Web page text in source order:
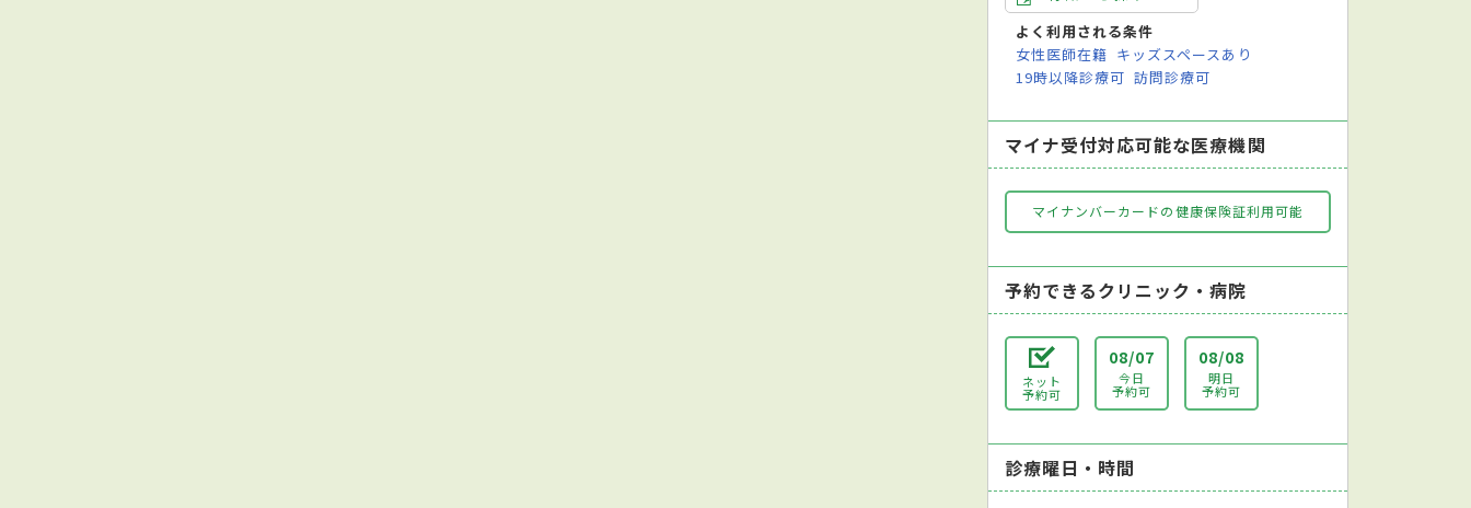
よく利用される条件
女性医師在籍 キッズスペースあり
19時以降診療可 訪問診療可
マイナ受付対応可能な医療機関
マイナンバーカードの健康保険証利用可能
予約できるクリニック・病院
ネット
予約可
08/07
今日
予約可
08/08
明日
予約可
診療曜日・時間